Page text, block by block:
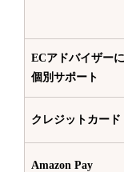
ECアドバイザー
個別サポート
クレジットカード
Amazon Pay